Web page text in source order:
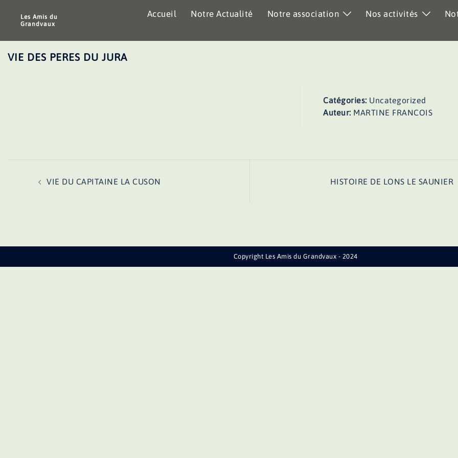
Les Amis du
Grandvaux
Accueil Notre Actualité Notre association Nos activités
VIE DES PERES DU JURA
Catégories: Uncategorized
Auteur: MARTINE FRANCOIS
VIE DU CAPITAINE LA CUSON HISTOIRE DE LONS LE SAUNIER
Copyright Les Amis du Grandvaux - 2024